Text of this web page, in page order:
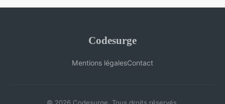
Codesurge
Mentions légalesContact